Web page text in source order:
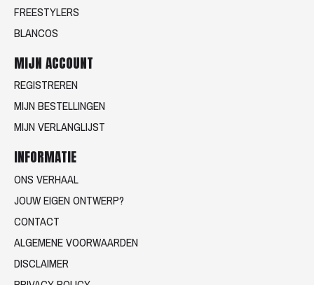
FREESTYLERS
BLANCOS
MIJN ACCOUNT
REGISTREREN
MIJN BESTELLINGEN
MIJN VERLANGLIJST
INFORMATIE
ONS VERHAAL
JOUW EIGEN ONTWERP?
CONTACT
ALGEMENE VOORWAARDEN
DISCLAIMER